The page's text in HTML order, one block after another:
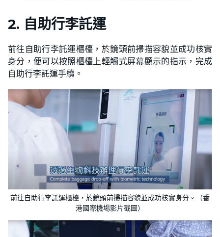
2. 自助行李託運
前往自助行李託運櫃檯，於鏡頭前掃描容貌並成功核實
身分，便可以按照櫃檯上輕觸式屏幕顯示的指示，完成
自助行李託運手續。
前往自助行李託運櫃檯，於鏡頭前掃描容貌並成功核實身分。（​​香
港國際機場影片截圖）